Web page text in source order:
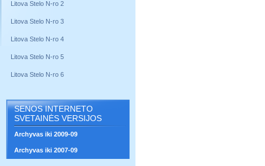
Litova Stelo N-ro 2
Litova Stelo N-ro 3
Litova Stelo N-ro 4
Litova Stelo N-ro 5
Litova Stelo N-ro 6
SENOS INTERNETO
SVETAINĖS VERSIJOS
Archyvas iki 2009-09
Archyvas iki 2007-09